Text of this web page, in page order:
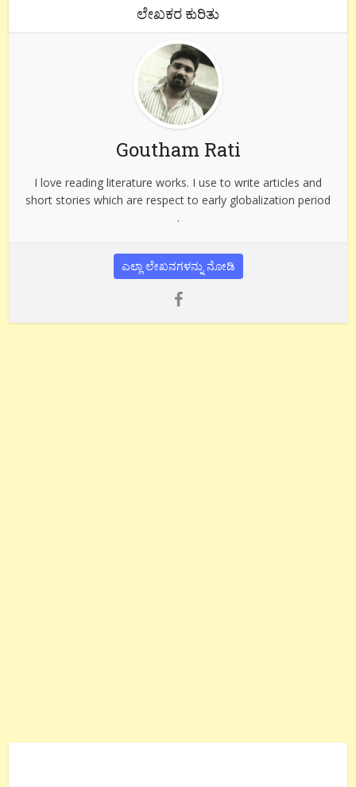
ಲೇಖಕರ ಕುರಿತು
Goutham Rati
I love reading literature works. I use to write articles and
short stories which are respect to early globalization period
.
ಎಲ್ಲಾ ಲೇಖನಗಳನ್ನು ನೋಡಿ